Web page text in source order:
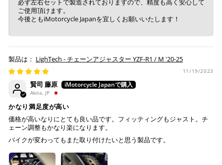
必ず左右セットで製造されておりますので、精度も高く安心して
ご使用頂けます。
今後ともiMotorcycle Japanを宜しくお願いいたします！
LighTech - チェーンアジャスター YZF-R1 / M '20-25
11/19/2023
賢司 藤原
Akita, JP
かなり満足度が高い
価格が高いなりにとても良い品です。フィッティングもジャスト。チ
ェーン調整もかなり楽になります。
バイクが変わってもまた取り付けたいと思う製品です。